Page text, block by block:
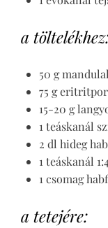
a
50 g
75 g eritritpor
15-20 g
1 teáskanál
2 dl hideg
1 teáskanál
1 csomag
a tetejére: